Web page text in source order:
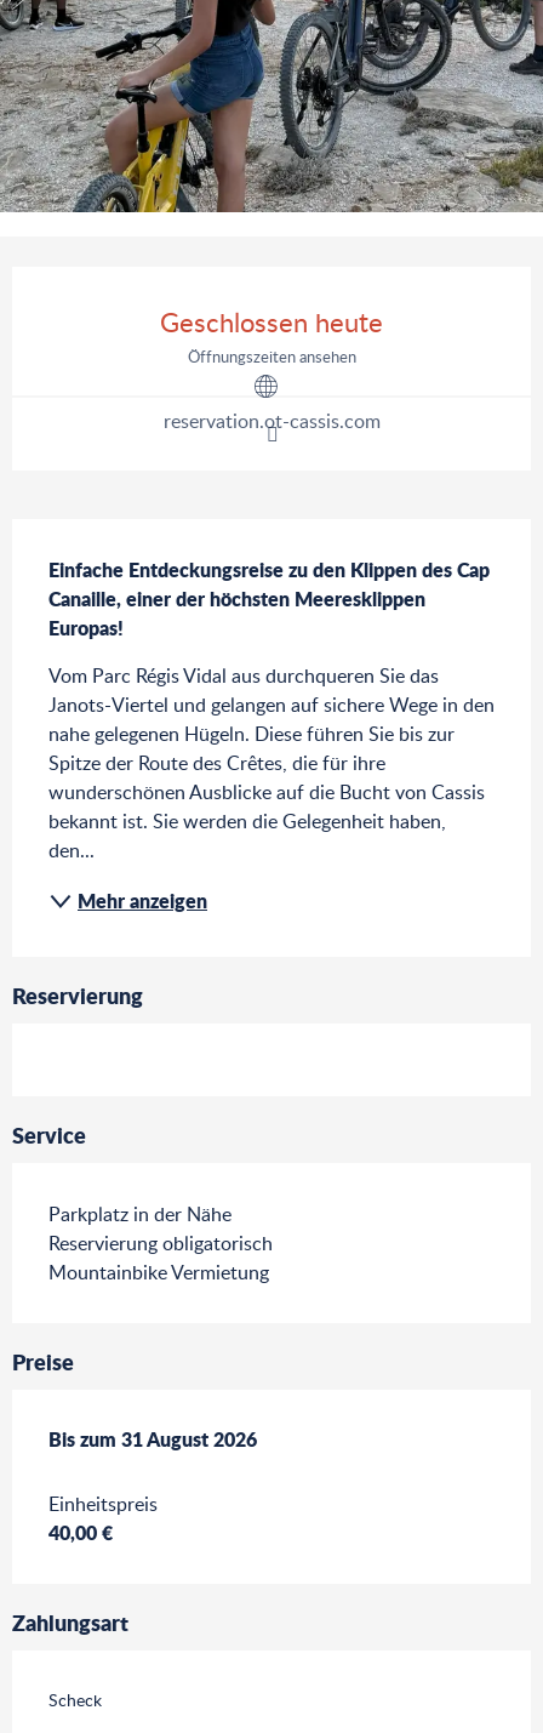
Geschlossen heute
Öffnungszeiten ansehen
reservation.ot-cassis.com
Einfache Entdeckungsreise zu den Klippen des Cap
Canaille, einer der höchsten Meeresklippen
Europas!
Vom Parc Régis Vidal aus durchqueren Sie das
Janots-Viertel und gelangen auf sichere Wege in den
nahe gelegenen Hügeln. Diese führen Sie bis zur
Spitze der Route des Crêtes, die für ihre
wunderschönen Ausblicke auf die Bucht von Cassis
bekannt ist. Sie werden die Gelegenheit haben,
den...
Mehr anzeigen
Reservierung
Service
Parkplatz in der Nähe
Reservierung obligatorisch
Mountainbike Vermietung
Preise
ab1 Juli 2026bis zum31 August 2026
Bis zum 31 August 2026
Einheitspreis
40,00 €
Zahlungsart
Scheck